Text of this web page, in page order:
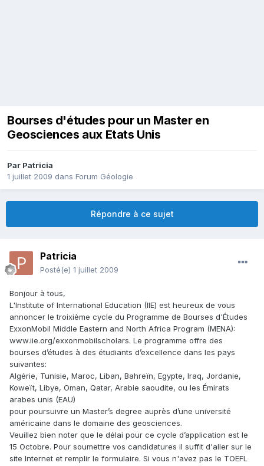
Bourses d'études pour un Master en
Geosciences aux Etats Unis
Par Patricia
1 juillet 2009 dans Forum Géologie
Répondre à ce sujet
Patricia
Posté(e) 1 juillet 2009
Bonjour à tous,
L'Institute of International Education (IIE) est heureux de vous
annoncer le troixième cycle du Programme de Bourses d'Études
ExxonMobil Middle Eastern and North Africa Program (MENA):
www.iie.org/exxonmobilscholars. Le programme offre des
bourses d’études à des étudiants d’excellence dans les pays
suivantes:
Algérie, Tunisie, Maroc, Liban, Bahreïn, Egypte, Iraq, Jordanie,
Koweït, Libye, Oman, Qatar, Arabie saoudite, ou les Émirats
arabes unis (EAU)
pour poursuivre un Master’s degree auprès d’une université
américaine dans le domaine des geosciences.
Veuillez bien noter que le délai pour ce cycle d’application est le
15 Octobre. Pour soumettre vos candidatures il suffit d'aller sur le
site Internet et remplir le formulaire. Si vous n'avez pas le TOEFL